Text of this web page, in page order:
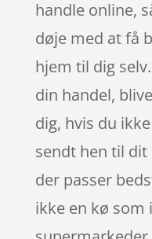
handle online,
døje med at få
hjem til dig
din handel,
dig, hvis du
sendt hen til
der passer
ikke en kø